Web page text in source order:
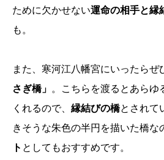
ために欠かせない運命の相手と縁
も。
また、寒河江八幡宮にいったらぜ
さぎ橋」 。こちらを渡るとあらゆ
くれるので、 縁結びの橋とされて
きそうな朱色の半円を描いた橋な
ト としてもおすすめです。